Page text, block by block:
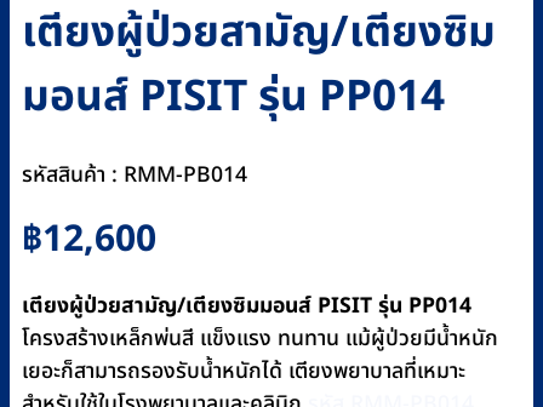
เตียงผู้ป่วยสามัญ/เตียงซิม
มอนส์ PISIT รุ่น PP014
รหัสสินค้า : RMM-PB014
฿12,600
เตียงผู้ป่วยสามัญ/เตียงซิมมอนส์ PISIT รุ่น PP014
โครงสร้างเหล็กพ่นสี แข็งแรง ทนทาน แม้ผู้ป่วยมีน้ำหนัก
เยอะก็สามารถรองรับน้ำหนักได้ เตียงพยาบาลที่เหมาะ